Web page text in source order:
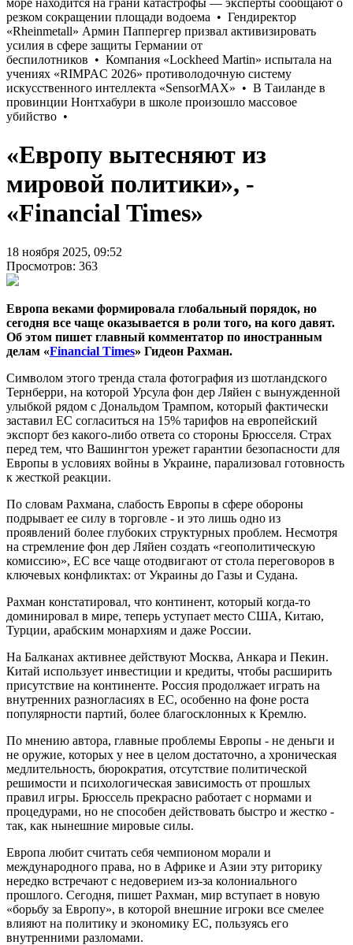
«Европу вытесняют из
мировой политики», -
«Financial Times»
18 ноября 2025, 09:52
Просмотров: 363
Европа веками формировала глобальный порядок, но
сегодня все чаще оказывается в роли того, на кого давят.
Об этом пишет главный комментатор по иностранным
делам «Financial Times» Гидеон Рахман.
Символом этого тренда стала фотография из шотландского
Тернберри, на которой Урсула фон дер Ляйен с вынужденной
улыбкой рядом с Дональдом Трампом, который фактически
заставил ЕС согласиться на 15% тарифов на европейский
экспорт без какого-либо ответа со стороны Брюсселя. Страх
перед тем, что Вашингтон урежет гарантии безопасности для
Европы в условиях войны в Украине, парализовал готовность
к жесткой реакции.
По словам Рахмана, слабость Европы в сфере обороны
подрывает ее силу в торговле - и это лишь одно из
проявлений более глубоких структурных проблем. Несмотря
на стремление фон дер Ляйен создать «геополитическую
комиссию», ЕС все чаще отодвигают от стола переговоров в
ключевых конфликтах: от Украины до Газы и Судана.
Рахман констатировал, что континент, который когда-то
доминировал в мире, теперь уступает место США, Китаю,
Турции, арабским монархиям и даже России.
На Балканах активнее действуют Москва, Анкара и Пекин.
Китай использует инвестиции и кредиты, чтобы расширить
присутствие на континенте. Россия продолжает играть на
внутренних разногласиях в ЕС, особенно на фоне роста
популярности партий, более благосклонных к Кремлю.
По мнению автора, главные проблемы Европы - не деньги и
не оружие, которых у нее в целом достаточно, а хроническая
медлительность, бюрократия, отсутствие политической
решимости и психологическая зависимость от прошлых
правил игры. Брюссель прекрасно работает с нормами и
процедурами, но не способен действовать быстро и жестко -
так, как нынешние мировые силы.
Европа любит считать себя чемпионом морали и
международного права, но в Африке и Азии эту риторику
нередко встречают с недоверием из-за колониального
прошлого. Сегодня, пишет Рахман, мир вступает в новую
«борьбу за Европу», в которой внешние игроки все смелее
влияют на политику и экономику ЕС, пользуясь его
внутренними разломами.